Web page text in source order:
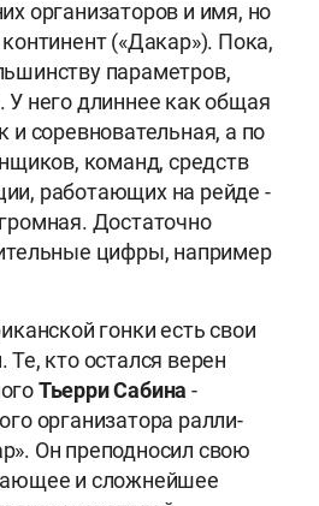
организаторов и имя, но
(«Дакар»). Пока,
параметров,
У него длиннее как общая
и соревновательная, а по
команд, средств
работающих на рейде -
Достаточно
цифры, например
гонки есть свои
кто остался верен
Тьерри Сабина -
организатора ралли-
Он преподносил свою
и сложнейшее